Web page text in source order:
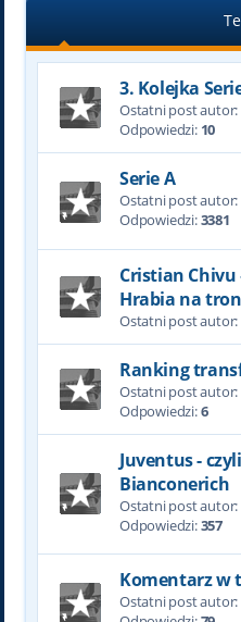
3. Kolejka
Ostatni post autor:
Odpowiedzi: 10
Serie A
Ostatni post autor:
Odpowiedzi:3381
Cristian
Hrabia na
Ostatni post autor:
Ranking
Ostatni post autor:
Odpowiedzi:6
Juventus -
Bianconerich
Ostatni post autor:
Odpowiedzi:357
Komentarz w
Ostatni post autor: